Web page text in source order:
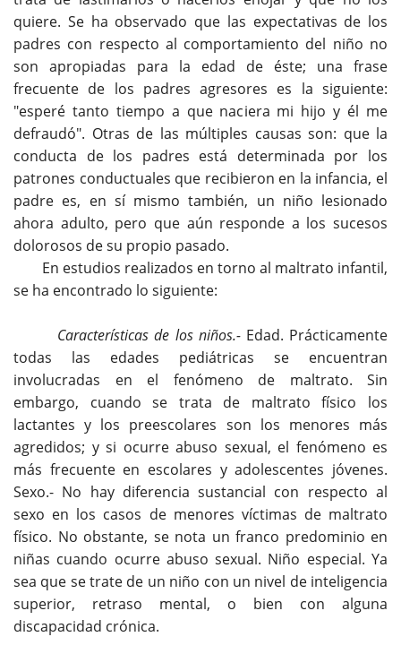
quiere. Se ha observado que las expectativas de los
padres con respecto al comportamiento del niño no
son apropiadas para la edad de éste; una frase
frecuente de los padres agresores es la siguiente:
"esperé tanto tiempo a que naciera mi hijo y él me
defraudó". Otras de las múltiples causas son: que la
conducta de los padres está determinada por los
patrones conductuales que recibieron en la infancia, el
padre es, en sí mismo también, un niño lesionado
ahora adulto, pero que aún responde a los sucesos
dolorosos de su propio pasado.
En estudios realizados en torno al maltrato infantil,
se ha encontrado lo siguiente:
Características de los niños.-Edad. Prácticamente
todas las edades pediátricas se encuentran
involucradas en el fenómeno de maltrato. Sin
embargo, cuando se trata de maltrato físico los
lactantes y los preescolares son los menores más
agredidos; y si ocurre abuso sexual, el fenómeno es
más frecuente en escolares y adolescentes jóvenes.
Sexo.- No hay diferencia sustancial con respecto al
sexo en los casos de menores víctimas de maltrato
físico. No obstante, se nota un franco predominio en
niñas cuando ocurre abuso sexual. Niño especial. Ya
sea que se trate de un niño con un nivel de inteligencia
superior, retraso mental, o bien con alguna
discapacidad crónica.